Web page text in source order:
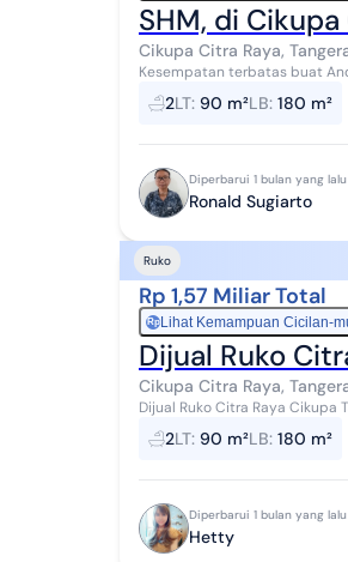
SHM, di
Cikupa Citra Raya,
Kesempatan terbatas buat
2LT: 90 m²LB: 180 m²
Diperbarui 1 bulan yang
Ronald Sugiarto
Ruko
Rp 1,57 Miliar Total
RpLihat Kemampuan Cicilan-
Dijual Ruko
Cikupa Citra Raya,
Dijual Ruko Citra Raya Cikupa
belakang ada Taman 2m
2LT: 90 m²LB: 180 m²
Diperbarui 1 bulan yang
Hetty